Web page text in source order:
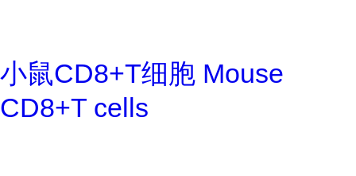
小鼠CD8+T细胞 Mouse
CD8+T cells